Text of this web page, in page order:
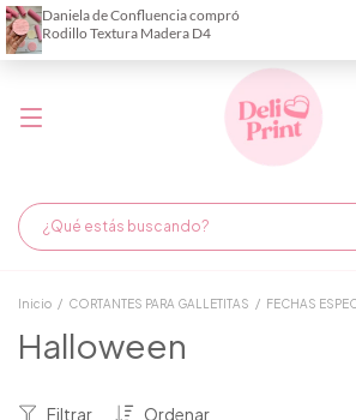
Demora de fabricación hasta 6
Inicio / CORTANTES PARA GALLETITAS / FECHAS
Halloween
Ordenar
Filtrar